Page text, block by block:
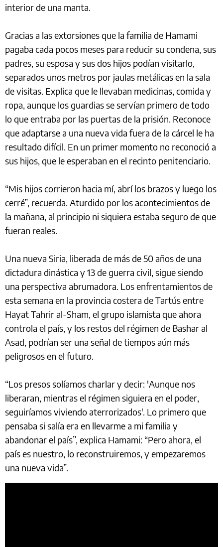
interior de una manta.
Gracias a las extorsiones que la familia de Hamami
pagaba cada pocos meses para reducir su condena, sus
padres, su esposa y sus dos hijos podían visitarlo,
separados unos metros por jaulas metálicas en la sala
de visitas. Explica que le llevaban medicinas, comida y
ropa, aunque los guardias se servían primero de todo
lo que entraba por las puertas de la prisión. Reconoce
que adaptarse a una nueva vida fuera de la cárcel le ha
resultado difícil. En un primer momento no reconoció a
sus hijos, que le esperaban en el recinto penitenciario.
“Mis hijos corrieron hacia mí, abrí los brazos y luego los
cerré”, recuerda. Aturdido por los acontecimientos de
la mañana, al principio ni siquiera estaba seguro de que
fueran reales.
Una nueva Siria, liberada de más de 50 años de una
dictadura dinástica y 13 de guerra civil, sigue siendo
una perspectiva abrumadora. Los enfrentamientos de
esta semana en la provincia costera de Tartús entre
Hayat Tahrir al-Sham, el grupo islamista que ahora
controla el país, y los restos del régimen de Bashar al
Asad, podrían ser una señal de tiempos aún más
peligrosos en el futuro.
“Los presos solíamos charlar y decir: 'Aunque nos
liberaran, mientras el régimen siguiera en el poder,
seguiríamos viviendo aterrorizados'. Lo primero que
pensaba si salía era en llevarme a mi familia y
abandonar el país”, explica Hamami: “Pero ahora, el
país es nuestro, lo reconstruiremos, y empezaremos
una nueva vida”.